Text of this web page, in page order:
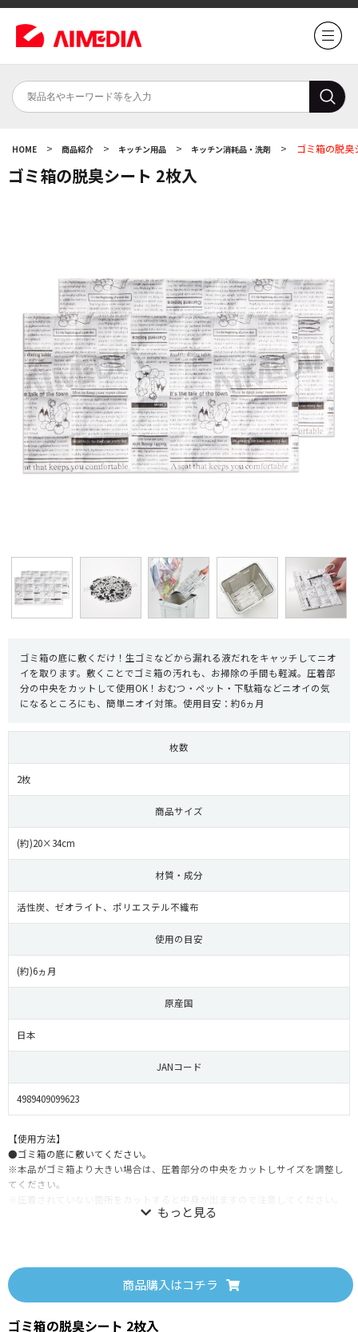
HOME > 商品紹介 > キッチン用品 > キッチン消耗品・洗剤 > ゴミ箱の脱
ゴミ箱の脱臭シート 2枚入
ゴミ箱の底に敷くだけ！生ゴミなどから漏れる液だれをキャッチしてニオ
イを取ります。敷くことでゴミ箱の汚れも、お掃除の手間も軽減。圧着部
分の中央をカットして使用OK！おむつ・ペット・下駄箱などニオイの気
になるところにも、簡単ニオイ対策。使用目安：約6ヵ月
枚数
2枚
商品サイズ
(約)20×34cm
材質・成分
活性炭、ゼオライト、ポリエステル不織布
使用の目安
(約)6ヵ月
原産国
日本
JANコード
4989409099623
【使用方法】
●ゴミ箱の底に敷いてください。
※本品がゴミ箱より大きい場合は、圧着部分の中央をカットしサイズを調整し
てください。
●火気付近での使用はお避けください。
●万一、本品の中身を間違って飲み込んだ場合は大量の水を飲ませ、医師にご
●万一、本品の中身が目に入った場合は、こすらずすぐに洗い流してくださ
商品購入はコチラ
ゴミ箱の脱臭シート 2枚入